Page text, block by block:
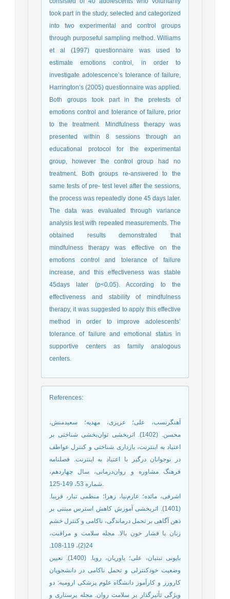
took part in the study, selected and categorized
into two experimental and control groups
through purposeful sampling method. Williams
et al (1997) questionnaire was used to
estimate emotions control, in order to
investigate adolescence’s tolerance of failure,
Harrington’s (2005) questionnaire was applied.
Both groups took part in the pretests of
emotions control and tolerance of failure, prior
to the treatment. Mindfulness therapy was
presented within 8 sessions through an
educational protocol for the experimental
group, however the control group had no
treatment. Both groups re-answered to the
same tests of pre- test level after the sessions,
the process was repeatedly done 45 days later.
The data was evaluated through variance
analysis test with repeated measurements. The
obtained results demonstrated that
mindfulness therapy was effective on the
emotions control and tolerance of failure
increase, and this effectiveness was stable
45days later (p<0.05). According to the
effectiveness and stability of mindfulness
therapy, it was suggested to apply this effective
method in order to improve adolescents’
tolerance of failure and emotional status in
supportive centers as family analogous
centers.
References:
آهنگرنسب، علی؛ عزیزی، مهدیه؛ سعیدمنش،
محسن. (1402). اثربخشی توان‌‌بخشی شناختی بر
اعتیاد به اینترنت، بازداری شناختی و کنترل عواطف
در نوجوانان درگیر با اعتیاد به اینترنت. فصلنامه
فرهنگ مشاوره و روان‌‌درمانی، سال چهاردهم،
شماره 53، 149-125.
اشرفی، مائده؛ عازم‌‌نیا، زهرا؛ منظمی تبار، فریبا.
(1401). اثربخشی آموزش کاهش استرس مبتنی بر
ذهن‫ آگاهی بر تحمل درماندگی، ناکامی و کنترل خشم
زنان با فشار خون بالا. مجله سلامت و مراقبت،
باپونی تبتیان، علی؛ یاوریان، رویا. (1400). تعیین
وضعیت خودکنترلی و تحمل ناکامی در دانشجویان
کارورز و کارآموز دانشگاه علوم پزشکی ارومیه: دو
ویژگی تأثیر‌‌گذار بر سلامت روان. مجله پرستاری و